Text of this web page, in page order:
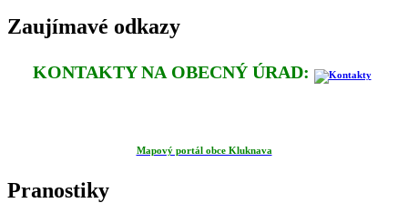
Zaujímavé odkazy
KONTAKTY NA OBECNÝ ÚRAD:
Mapový portál obce Kluknava
Pranostiky